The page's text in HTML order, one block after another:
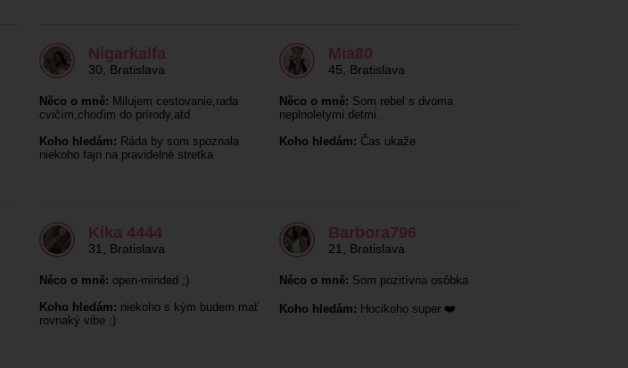
Nigarkalfa
30 Bratislava
Něco o mně: Milujem cestovanie,rada
cvičím,choďim do prírody,atd
Koho hledám: Ráda by som spoznala
niekoho fajn na pravidelné stretka
Mia80
45 Bratislava
Něco o mně: Som rebel s dvoma
neplnoletymi detmi.
Koho hledám: Čas ukaže
Kika 4444
31 Bratislava
Něco o mně: open-minded ;)
Koho hledám: niekoho s kým budem mať
rovnaký vibe ;)
Barbora796
21 Bratislava
Něco o mně: Som pozitívna osôbka
Koho hledám: Hocikoho super ❤️